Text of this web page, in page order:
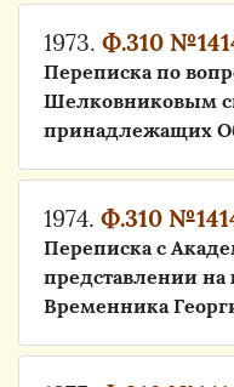
1973. Ф.310
Переписка по
Шелковниковым
принадлежащих
1974. Ф.310
Переписка с
представлении на
Временника